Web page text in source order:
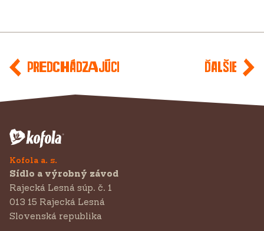
Predchádzajúci Ďalšie
Kofola a. s.
Sídlo a výrobný závod
Rajecká Lesná súp. č. 1
013 15 Rajecká Lesná
Slovenská republika